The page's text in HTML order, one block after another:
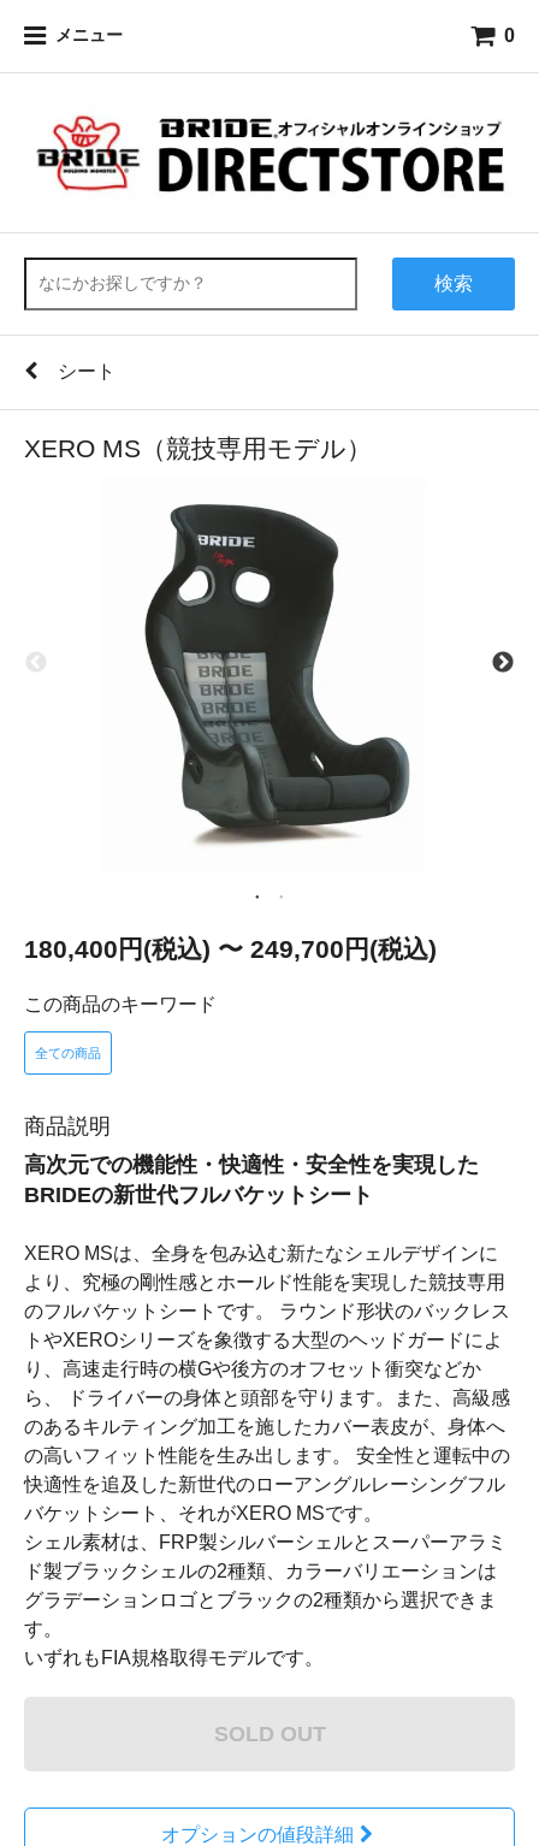
メニュー 0
検索
シート
XERO MS（競技専用モデル）
180,400円(税込) 〜 249,700円(税込)
この商品のキーワード
全ての商品
商品説明
高次元での機能性・快適性・安全性を実現した
BRIDEの新世代フルバケットシート
XERO MSは、全身を包み込む新たなシェルデザインに
より、究極の剛性感とホールド性能を実現した競技専用
のフルバケットシートです。 ラウンド形状のバックレス
トやXEROシリーズを象徴する大型のヘッドガードによ
り、高速走行時の横Gや後方のオフセット衝突などか
ら、 ドライバーの身体と頭部を守ります。また、高級感
のあるキルティング加工を施したカバー表皮が、身体へ
の高いフィット性能を生み出します。 安全性と運転中の
快適性を追及した新世代のローアングルレーシングフル
バケットシート、それがXERO MSです。
シェル素材は、FRP製シルバーシェルとスーパーアラミ
ド製ブラックシェルの2種類、カラーバリエーションは
グラデーションロゴとブラックの2種類から選択できま
す。
いずれもFIA規格取得モデルです。
SOLD OUT
オプションの値段詳細